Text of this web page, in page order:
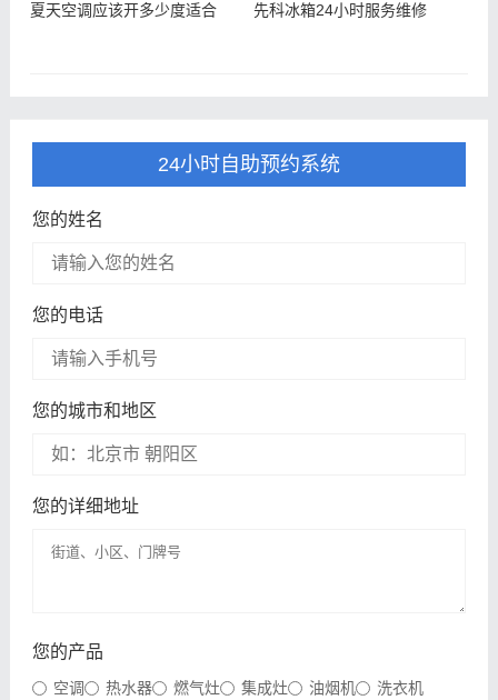
夏天空调应该开多少度适合 先科冰箱24小时服务维修
24小时自助预约系统
您的姓名
您的电话
您的城市和地区
您的详细地址
您的产品
空调 热水器 燃气灶 集成灶 油烟机
洗衣机